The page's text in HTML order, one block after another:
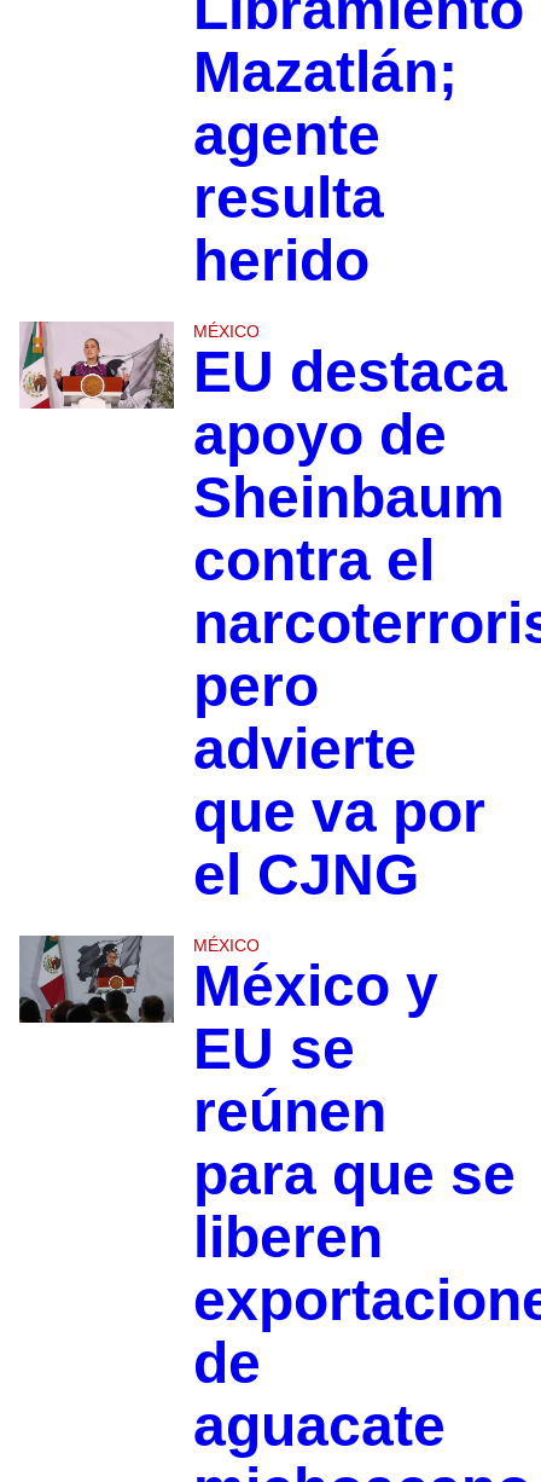
Mazatlán;
agente
resulta
herido
MÉXICO
EU destaca
apoyo de
Sheinbaum
contra el
pero
advierte
que va por
el CJNG
MÉXICO
México y
EU se
reúnen
para que se
liberen
de
aguacate